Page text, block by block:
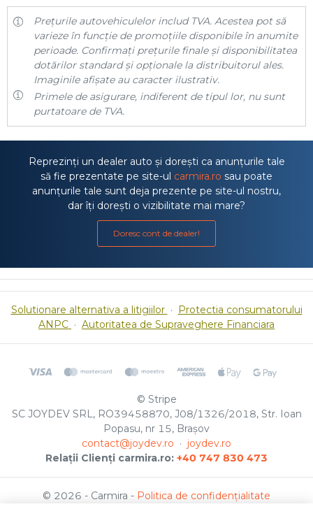
Prețurile autovehiculelor includ TVA. Acestea pot să
varieze în funcție de promoțiile disponibile în anumite
perioade. Confirmați prețurile finale și disponibilitatea
dotărilor standard și opționale la distribuitorul ales.
Imaginile afișate au caracter ilustrativ.
Primele de asigurare, indiferent de tipul lor, nu sunt
purtatoare de TVA.
Reprezinți un dealer auto și dorești ca anunțurile tale
să fie prezentate pe site-ul carmira.ro sau poate
anunțurile tale sunt deja prezente pe site-ul nostru,
dar îți dorești o vizibilitate mai mare?
Doresc cont de dealer!
Solutionare alternativa a litigiilor · Protectia consumatorului
ANPC · Autoritatea de Supraveghere Financiara
© Stripe
SC JOYDEV SRL, RO39458870, J08/1326/2018, Str. Ioan
Popasu, nr 15, Brașov
contact@joydev.ro · joydev.ro
Relații Clienți carmira.ro: +40 747 830 473
© 2026 - Carmira - Politica de confidențialitate